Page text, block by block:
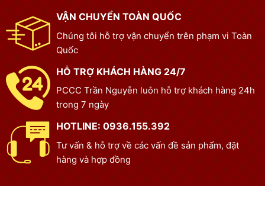
VẬN CHUYỂN TOÀN QUỐC
Chúng tôi hỗ trợ vận chuyển trên phạm vi Toàn
Quốc
HỖ TRỢ KHÁCH HÀNG 24/7
PCCC Trần Nguyễn luôn hỗ trợ khách hàng 24h
trong 7 ngày
HOTLINE: 0936.155.392
Tư vấn & hỗ trợ về các vấn đề sản phẩm, đặt
hàng và hợp đồng